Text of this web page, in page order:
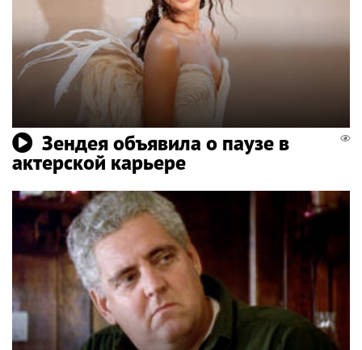
Зендея объявила о паузе в
актерской карьере